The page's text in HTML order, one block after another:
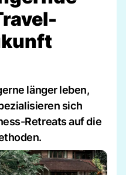
länger leben,
sich
Retreats auf die